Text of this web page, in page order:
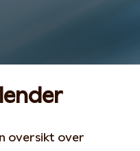
oversikt over